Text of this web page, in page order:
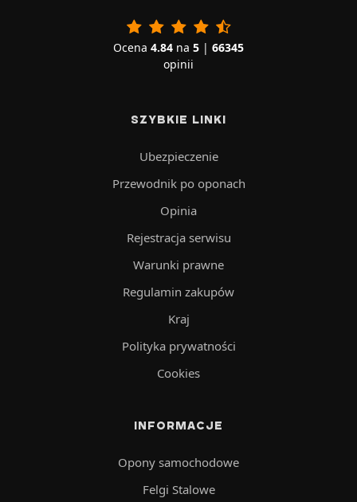
Ocena 4.84 na 5 | 66345
opinii
SZYBKIE LINKI
Ubezpieczenie
Przewodnik po oponach
Opinia
Rejestracja serwisu
Warunki prawne
Regulamin zakupów
Kraj
Polityka prywatności
Cookies
INFORMACJE
Opony samochodowe
Felgi Stalowe